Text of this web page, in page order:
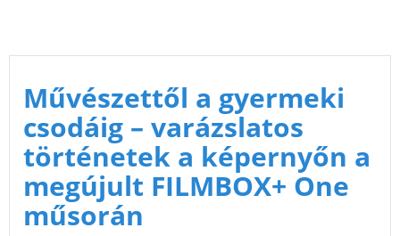
Művészettől a gyermeki
csodáig – varázslatos
történetek a képernyőn a
megújult FILMBOX+ One
műsorán